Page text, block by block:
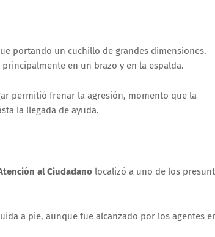
portando un cuchillo de grandes dimensiones.
principalmente en un brazo y en la espalda.
permitió frenar la agresión, momento que la
la llegada de ayuda.
al Ciudadano localizó a uno de los
a pie, aunque fue alcanzado por los agentes